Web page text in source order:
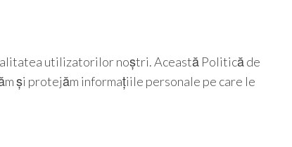
utilizatorilor noștri. Această Politică de
și protejăm informațiile personale pe care le